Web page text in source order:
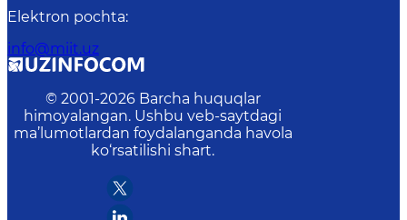
Elektron pochta:
info@miit.uz
© 2001-2026 Barcha huquqlar
himoyalangan. Ushbu veb-saytdagi
ma’lumotlardan foydalanganda havola
ko‘rsatilishi shart.